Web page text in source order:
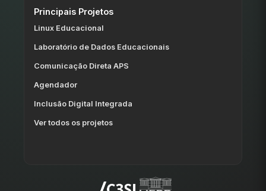
Principais Projetos
Linux Educacional
Laboratório de Dados Educacionais
Comunicação Direta APS
Agendador
Inclusão Digital Integrada
Ver todos os projetos